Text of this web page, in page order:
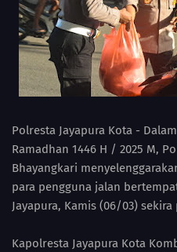
Polresta Jayapura Kota -
Ramadhan 1446 H / 2025 M,
Bhayangkari
para pengguna jalan
Jayapura, Kamis (06/03) sekira
Kapolresta Jayapura Kota